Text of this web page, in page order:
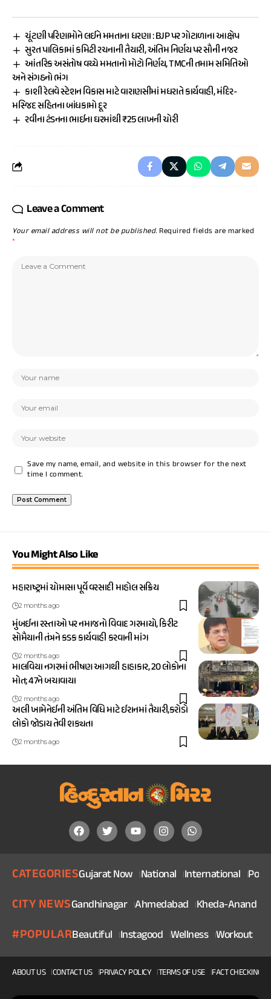
ચૂંટણી પરિણામોને લઈને મમતાના ધરણા : BJP પર ગોટાળાના આક્ષેપ
સુરત પાલિકામાં કમિટી રચનાની તૈયારી, અંતિમ નિર્ણય પર સૌની નજર
આંતરિક અસંતોષ વચ્ચે મમતાનો મોટો નિર્ણય, TMCની તમામ સમિતિઓ
અને સંગઠનો ભંગ
કાશી રેલવે સ્ટેશન વિકાસ માટે વારાણસીમાં મધરાતે કાર્યવાહી, મંદિર-
મસ્જિદ સહિતના બાંધકામો દૂર
રવીના ટંડનના ભાઈના ઘરમાંથી ₹25 લાખની ચોરી
Leave a Comment
Your email address will not be published. Required fields are marked
*
Save my name, email, and website in this browser for the next
time I comment.
You Might Also Like
મહારાષ્ટ્રમાં ચોમાસા પૂર્વે વરસાદી માહોલ સક્રિય
2 months ago
મુંબઈના રસ્તાઓ પર નમાજનો વિવાદ ગરમાયો, કિરીટ
સોમૈયાની તંત્રને કડક કાર્યવાહી કરવાની માંગ
2 months ago
માલવિયા નગરમાં ભીષણ આગથી હાહાકાર, 20 લોકોના
મોત; 47ને બચાવાયા
2 months ago
અલી ખામેનેઈની અંતિમ વિધિ માટે ઈરાનમાં તૈયારી,કરોડો
લોકો જોડાય તેવી શક્યતા
2 months ago
CATEGORIESGujarat Now National International
CITY NEWSGandhinagar Ahmedabad Kheda-Anand
#POPULARBeautiful Instagood Wellness Workout
ABOUT US CONTACT US PRIVACY POLICY TERMS OF USE FACT CHECKING